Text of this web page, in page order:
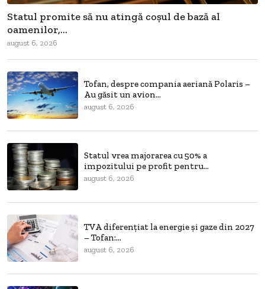
Statul promite să nu atingă coșul de bază al
oamenilor,...
august 6, 2026
Tofan, despre compania aeriană Polaris –
Au găsit un avion...
august 6, 2026
Statul vrea majorarea cu 50% a
impozitului pe profit pentru...
august 6, 2026
TVA diferențiat la energie și gaze din 2027
– Tofan:...
august 6, 2026